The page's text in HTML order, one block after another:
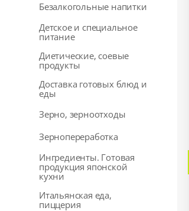
Безалкогольные напитки
Детское и специальное
питание
Диетические, соевые
продукты
Доставка готовых блюд и
еды
Зерно, зерноотходы
Зернопереработка
Ингредиенты. Готовая
продукция японской
кухни
Итальянская еда,
пиццерия